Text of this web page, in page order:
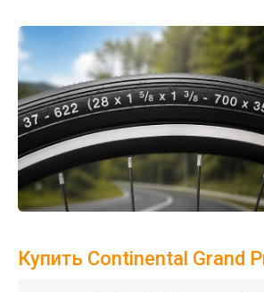
Купить Continental Grand